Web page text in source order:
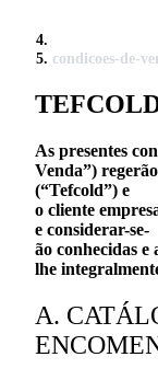
condicoes-de-
As presentes
Venda”) regerão
(“Tefcold”) e
o cliente
e considerar-se-
ão conhecidas e
lhe
A.